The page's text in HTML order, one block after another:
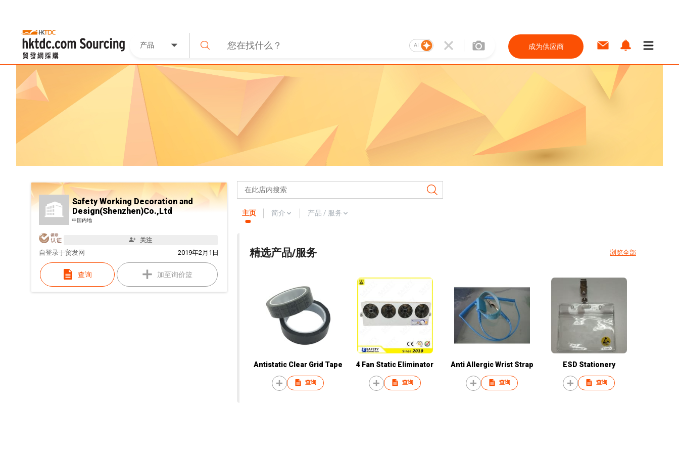
产品 AI 成为供应商
Safety Working Decoration and
Design(Shenzhen)Co.,Ltd
中国内地
关注
自 2019年2月1日
登录于贸发网
查询 加至询价篮
主页 简介 产品 / 服务
精选产品/服务 浏览全部
Antistatic Clear Grid Tape
查询
4 Fan Static Eliminator
查询
Anti Allergic Wrist Strap
查询
ESD Stationery
查询